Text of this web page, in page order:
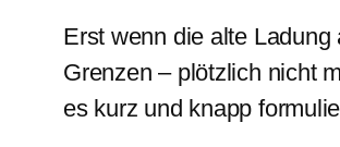
Erst wenn die alte
Grenzen – plötzlich nicht
es kurz und knapp